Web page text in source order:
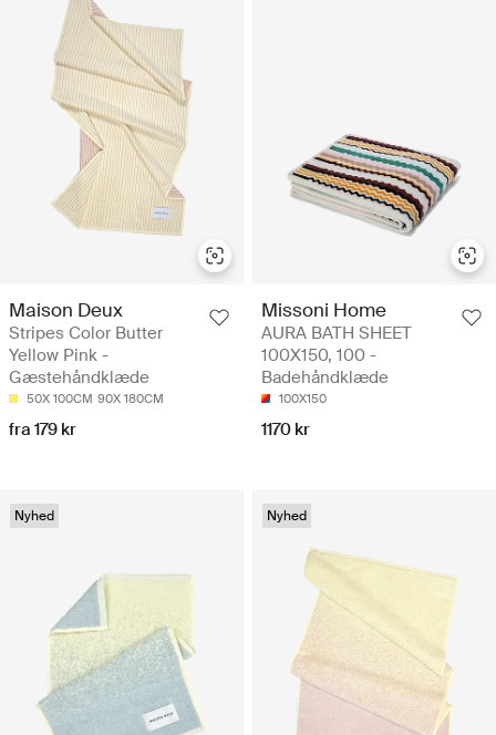
Maison Deux
Stripes Color Butter
Yellow Pink -
Gæstehåndklæde
50X 100CM 90X 180CM
fra 179 kr
Missoni Home
AURA BATH SHEET
100X150, 100 -
Badehåndklæde
100X150
1170 kr
Nyhed Nyhed